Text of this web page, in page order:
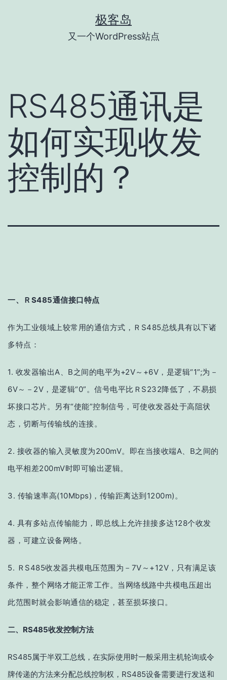
极客岛
又一个WordPress站点
RS485通讯是
如何实现收发
控制的？
一、ＲS485通信接口特点
作为工业领域上较常用的通信方式，ＲS485总线具有以下诸
多特点：
1. 收发器输出A、B之间的电平为+2V～+6V，是逻辑“1”;为－
6V～－2V，是逻辑“0”。信号电平比ＲS232降低了，不易损
坏接口芯片。另有“使能”控制信号，可使收发器处于高阻状
态，切断与传输线的连接。
2. 接收器的输入灵敏度为200mV。即在当接收端A、B之间的
电平相差200mV时即可输出逻辑。
3. 传输速率高(10Mbps)，传输距离达到1200m)。
4. 具有多站点传输能力，即总线上允许挂接多达128个收发
器，可建立设备网络。
5. ＲS485收发器共模电压范围为－7V～+12V，只有满足该
条件，整个网络才能正常工作。当网络线路中共模电压超出
此范围时就会影响通信的稳定，甚至损坏接口。
二、RS485收发控制方法
RS485属于半双工总线，在实际使用时一般采用主机轮询或令
牌传递的方法来分配总线控制权，RS485设备需要进行发送和